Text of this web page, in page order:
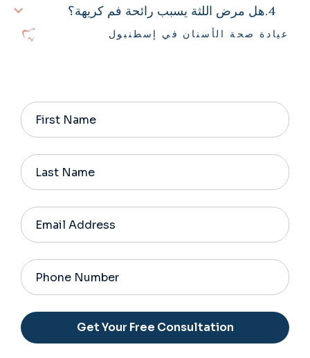
هل مرض اللثة يسبب رائحة فم كريهة؟
عيادة صحة الأسنان في إسطنبول